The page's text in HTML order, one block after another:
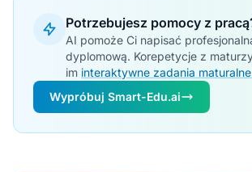
Potrzebujesz pomocy z
AI pomoże Ci napisać
dyplomową. Korepetycje z
im interaktywne zadania
Wypróbuj Smart-Edu.ai